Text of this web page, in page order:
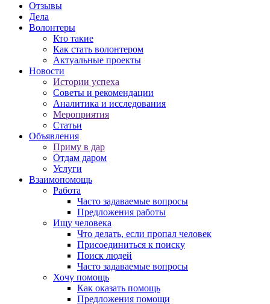
Отзывы
Дела
Волонтеры
Кто такие
Как стать волонтером
Актуальные проекты
Новости
Истории успеха
Советы и рекомендации
Аналитика и исследования
Мероприятия
Статьи
Объявления
Приму в дар
Отдам даром
Услуги
Взаимопомощь
Работа
Часто задаваемые вопросы
Предложения работы
Ищу человека
Что делать, если пропал человек
Присоединиться к поиску
Поиск людей
Часто задаваемые вопросы
Хочу помощь
Как оказать помощь
Предложения помощи